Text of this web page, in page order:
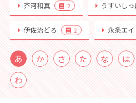
芥河和真 2 うすいし
伊佐治どろ 2 永条エイ
あ か さ た な は
わ